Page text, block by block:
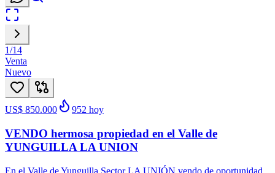
1/14
Venta
Nuevo
US$ 850.000 952 hoy
VENDO hermosa propiedad en el Valle de
YUNGUILLA LA UNION
En el Valle de Yunguilla Sector LA UNIÓN vendo de oportunidad ,